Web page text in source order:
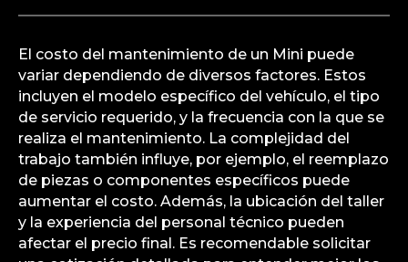
El costo del mantenimiento de un Mini puede
variar dependiendo de diversos factores. Estos
incluyen el modelo específico del vehículo, el tipo
de servicio requerido, y la frecuencia con la que se
realiza el mantenimiento. La complejidad del
trabajo también influye, por ejemplo, el reemplazo
de piezas o componentes específicos puede
aumentar el costo. Además, la ubicación del taller
y la experiencia del personal técnico pueden
afectar el precio final. Es recomendable solicitar